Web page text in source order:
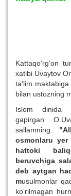
Kattaqo‘rg‘on
xatibi Uvaytov
ta'lim
bilan ustozning
Islom dinida
gapirgan
sallamning:
osmonlaru
hattoki
beruvchiga
deb aytgan
musulmonlar
ko‘rilmagan